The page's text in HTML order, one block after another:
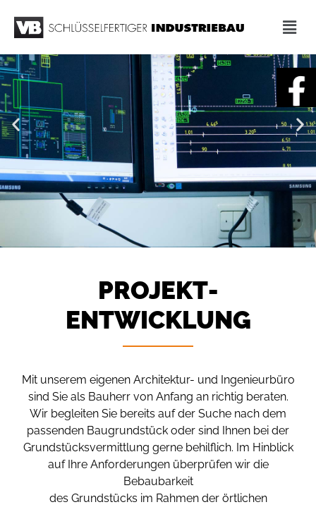
PROJEKT­
ENTWICKLUNG
Mit unserem eigenen Architektur- und Ingenieurbüro
sind Sie als Bauherr von Anfang an richtig beraten.
Wir begleiten Sie bereits auf der Suche nach dem
passenden Baugrundstück oder sind Ihnen bei der
Grundstücksvermittlung gerne behilflich. Im Hinblick
auf Ihre Anforderungen überprüfen wir die
Bebaubarkeit
des Grundstücks im Rahmen der örtlichen